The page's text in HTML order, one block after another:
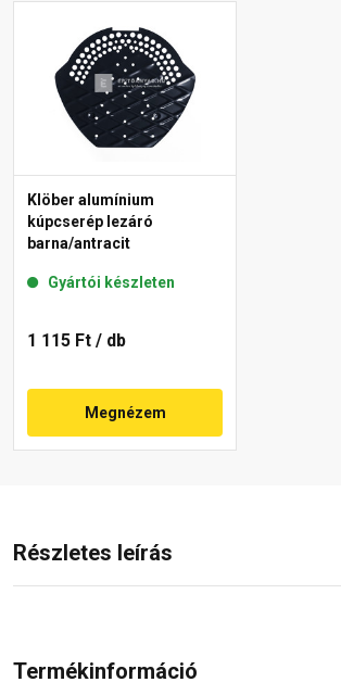
Klöber alumínium
kúpcserép lezáró
barna/antracit
Gyártói készleten
1 115 Ft / db
Megnézem
Részletes leírás
Termékinformáció